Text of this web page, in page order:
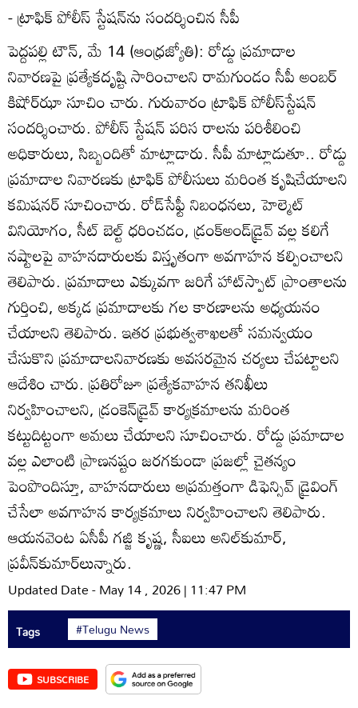
- ట్రాఫిక్‌ పోలీస్‌ స్టేషన్‌ను సందర్శించిన సీపీ
పెద్దపల్లి టౌన్‌, మే 14 (ఆంధ్రజ్యోతి): రోడ్డు ప్రమాదాల
నివారణపై ప్రత్యేకదృష్టి సారించాలని రామగుండం సీపీ అంబర్‌
కిషోర్‌ఝా సూచిం చారు. గురువారం ట్రాఫిక్‌ పోలీస్‌స్టేషన్‌
సందర్శించారు. పోలీస్‌ స్టేషన్‌ పరిస రాలను పరిశీలించి
అధికారులు, సిబ్బందితో మాట్లాడారు. సీపీ మాట్లాడుతూ.. రోడ్డు
ప్రమాదాల నివారణకు ట్రాఫిక్‌ పోలీసులు మరింత కృషిచేయాలని
కమిషనర్‌ సూచించారు. రోడ్‌సేఫ్టీ నిబంధనలు, హెల్మెట్‌
వినియోగం, సీట్‌ బెల్ట్‌ ధరించడం, డ్రంక్‌అండ్‌డ్రైవ్‌ వల్ల కలిగే
నష్టాలపై వాహనదారులకు విస్తృతంగా అవగాహన కల్పించాలని
తెలిపారు. ప్రమాదాలు ఎక్కువగా జరిగే హాట్‌స్పాట్‌ ప్రాంతాలను
గుర్తించి, అక్కడ ప్రమాదాలకు గల కారణాలను అధ్యయనం
చేయాలని తెలిపారు. ఇతర ప్రభుత్వశాఖలతో సమన్వయం
చేసుకొని ప్రమాదాలనివారణకు అవసరమైన చర్యలు చేపట్టాలని
ఆదేశిం చారు. ప్రతిరోజూ ప్రత్యేకవాహన తనిఖీలు
నిర్వహించాలని, డ్రంకెన్‌డ్రైవ్‌ కార్యక్రమాలను మరింత
కట్టుదిట్టంగా అమలు చేయాలని సూచించారు. రోడ్డు ప్రమాదాల
వల్ల ఎలాంటి ప్రాణనష్టం జరగకుండా ప్రజల్లో చైతన్యం
పెంపొందిస్తూ, వాహనదారులు అప్రమత్తంగా డిఫెన్సివ్‌ డ్రైవింగ్‌
చేసేలా అవగాహన కార్యక్రమాలు నిర్వహించాలని తెలిపారు.
ఆయనవెంట ఏసీపీ గజ్జి కృష్ణ, సీఐలు అనిల్‌కుమార్‌,
ప్రవీన్‌కుమార్‌లున్నారు.
Updated Date - May 14 , 2026 | 11:47 PM
Tags #Telugu News
SUBSCRIBE